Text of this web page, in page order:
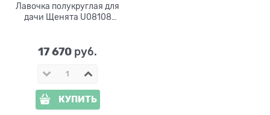
Лавочка полукруглая для
дачи Щенята U08108
17 670 руб.
КУПИТЬ